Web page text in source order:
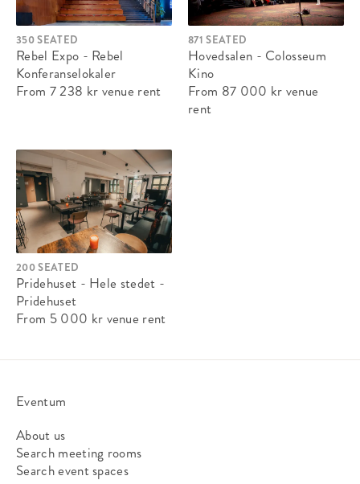
350 SEATED
Rebel Expo - Rebel
Konferanselokaler
From 7 238 kr venue rent
871 SEATED
Hovedsalen - Colosseum
Kino
From 87 000 kr venue
rent
200 SEATED
Pridehuset - Hele stedet -
Pridehuset
From 5 000 kr venue rent
Eventum
About us
Search meeting rooms
Search event spaces